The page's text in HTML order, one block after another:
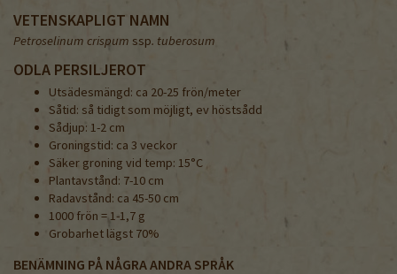
VETENSKAPLIGT NAMN
Petroselinum crispum ssp. tuberosum
ODLA PERSILJEROT
Utsädesmängd: ca 20-25 frön/meter
Såtid: så tidigt som möjligt, ev höstsådd
Sådjup: 1-2 cm
Groningstid: ca 3 veckor
Säker groning vid temp: 15°C
Plantavstånd: 7-10 cm
Radavstånd: ca 45-50 cm
1000 frön = 1-1,7 g
Grobarhet lägst 70%
BENÄMNING PÅ NÅGRA ANDRA SPRÅK